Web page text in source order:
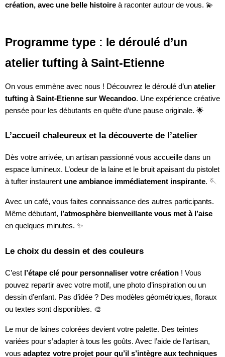
création, avec une belle histoire à raconter autour de vous. 💫
Programme type : le déroulé d’un
atelier tufting à Saint-Etienne
On vous emmène avec nous ! Découvrez le déroulé d’un atelier
tufting à Saint-Etienne sur Wecandoo. Une expérience créative
pensée pour les débutants en quête d’une pause originale. 🌟
L’accueil chaleureux et la découverte de l’atelier
Dès votre arrivée, un artisan passionné vous accueille dans un
espace lumineux. L’odeur de la laine et le bruit apaisant du pistolet
à tufter instaurent une ambiance immédiatement inspirante. 🪡
Avec un café, vous faites connaissance des autres participants.
Même débutant,
l’atmosphère bienveillante vous met à l’aise
en quelques minutes. ✨
Le choix du dessin et des couleurs
C’est l’étape clé pour personnaliser votre création ! Vous
pouvez repartir avec votre motif, une photo d’inspiration ou un
dessin d’enfant. Pas d’idée ? Des modèles géométriques, floraux
ou textes sont disponibles. 🎨
Le mur de laines colorées devient votre palette. Des teintes
variées pour s’adapter à tous les goûts. Avec l’aide de l’artisan,
vous adaptez votre projet pour qu’il s’intègre aux techniques